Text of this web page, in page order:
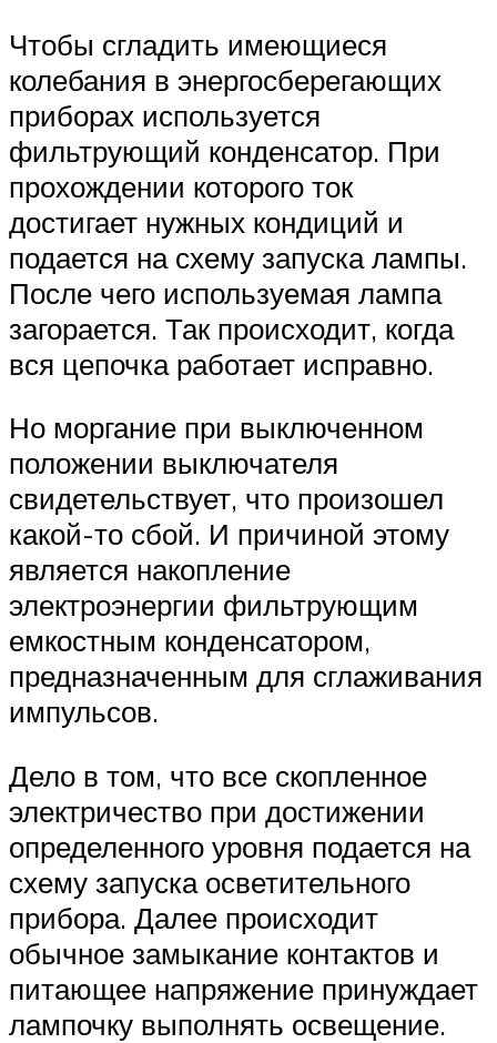
Чтобы сгладить имеющиеся
колебания в энергосберегающих
приборах используется
фильтрующий конденсатор. При
прохождении которого ток
достигает нужных кондиций и
подается на схему запуска лампы.
После чего используемая лампа
загорается. Так происходит, когда
вся цепочка работает исправно.
Но моргание при выключенном
положении выключателя
свидетельствует, что произошел
какой-то сбой. И причиной этому
является накопление
электроэнергии фильтрующим
емкостным конденсатором,
предназначенным для сглаживания
импульсов.
Дело в том, что все скопленное
электричество при достижении
определенного уровня подается на
схему запуска осветительного
прибора. Далее происходит
обычное замыкание контактов и
питающее напряжение принуждает
лампочку выполнять освещение.